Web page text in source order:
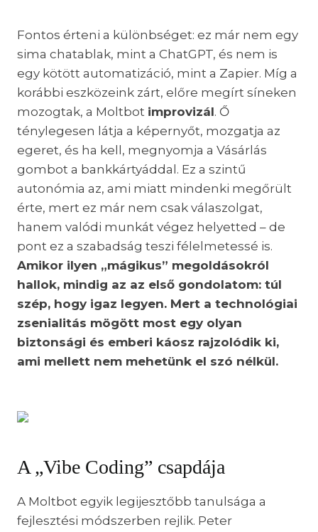
Fontos érteni a különbséget: ez már nem egy
sima chatablak, mint a ChatGPT, és nem is
egy kötött automatizáció, mint a Zapier. Míg a
korábbi eszközeink zárt, előre megírt síneken
mozogtak, a Moltbot improvizál. Ő
ténylegesen látja a képernyőt, mozgatja az
egeret, és ha kell, megnyomja a Vásárlás
gombot a bankkártyáddal. Ez a szintű
autonómia az, ami miatt mindenki megőrült
érte, mert ez már nem csak válaszolgat,
hanem valódi munkát végez helyetted – de
pont ez a szabadság teszi félelmetessé is.
Amikor ilyen „mágikus” megoldásokról
hallok, mindig az az első gondolatom: túl
szép, hogy igaz legyen. Mert a technológiai
zsenialitás mögött most egy olyan
biztonsági és emberi káosz rajzolódik ki,
ami mellett nem mehetünk el szó nélkül.
A „Vibe Coding” csapdája
A Moltbot egyik legijesztőbb tanulsága a
fejlesztési módszerben rejlik. Peter